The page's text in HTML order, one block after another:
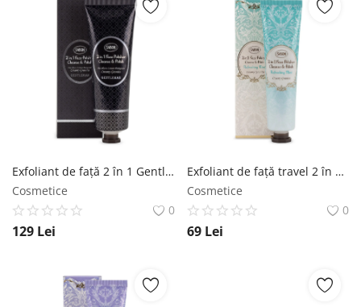
Exfoliant de faţă 2 în 1 Gentleman SABON
Cosmetice
0
129 Lei
Exfoliant de faţă travel 2 în 1 Refreshing Mint SABON
Cosmetice
0
69 Lei